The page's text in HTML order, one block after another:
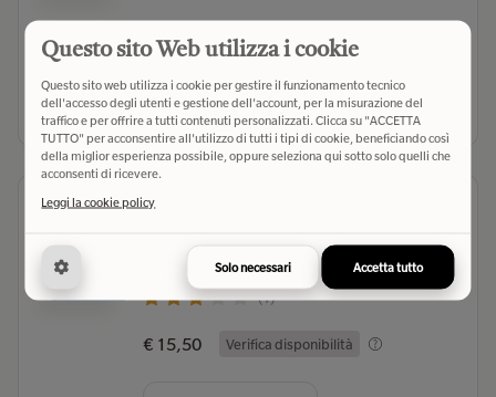
€ 15,50 Verifica disponibilità
Seleziona libreria
Ridere
Tunué (2024)- Editore
(1)
€ 15,50 Verifica disponibilità
Questo sito Web utilizza i cookie
Questo sito web utilizza i cookie per gestire il funzionamento tecnico
dell'accesso degli utenti e gestione dell'account, per la misurazione del
traffico e per offrire a tutti contenuti personalizzati. Clicca su "ACCETTA
TUTTO" per acconsentire all'utilizzo di tutti i tipi di cookie, beneficiando così
della miglior esperienza possibile, oppure seleziona qui sotto solo quelli che
acconsenti di ricevere.
Leggi la cookie policy
Solo necessari Accetta tutto